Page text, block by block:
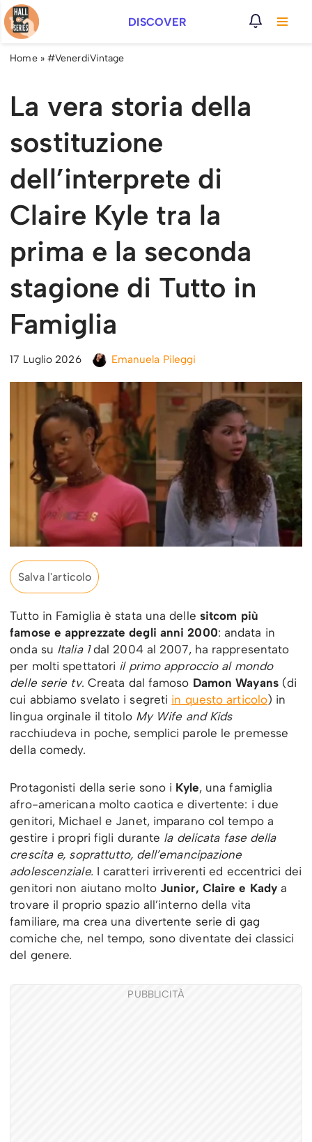
Vai
al
DISCOVER
Home» #VenerdiVintage
La vera storia della
sostituzione
dell’interprete di
Claire Kyle tra la
prima e la seconda
stagione di Tutto in
Famiglia
17 Luglio 2026 Emanuela Pileggi
Salva l'articolo
Tutto in Famiglia è stata una delle sitcom più
famose e apprezzate degli anni 2000: andata in
onda su Italia 1dal 2004 al 2007, ha rappresentato
per molti spettatori il primo approccio al mondo
delle serie tv. Creata dal famoso Damon Wayans(di
cui abbiamo svelato i segreti in questo articolo) in
lingua orginale il titolo My Wife and Kids
racchiudeva in poche, semplici parole le premesse
della comedy.
Protagonisti della serie sono i Kyle, una famiglia
afro-americana molto caotica e divertente: i due
genitori, Michael e Janet, imparano col tempo a
gestire i propri figli durante la delicata fase della
crescita e, soprattutto, dell’emancipazione
adolescenziale. I caratteri irriverenti ed eccentrici dei
genitori non aiutano molto Junior, Claire e Kady a
trovare il proprio spazio all’interno della vita
familiare, ma crea una divertente serie di gag
comiche che, nel tempo, sono diventate dei classici
del genere.
PUBBLICITÀ